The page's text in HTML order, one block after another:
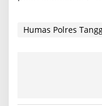
Humas Polres